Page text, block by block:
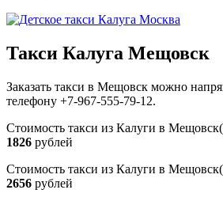
Такси Калуга Мещовск
Заказать такси в Мещовск можно
телефону +7-967-555-79-12.
Стоимость такси из Калуги в
1826 рублей
Стоимость такси из Калуги в
2656 рублей